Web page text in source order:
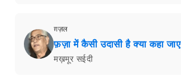
ग़ज़ल
फ़ज़ा में कैसी उदासी है क्या कहा जाए
मख़मूर सईदी